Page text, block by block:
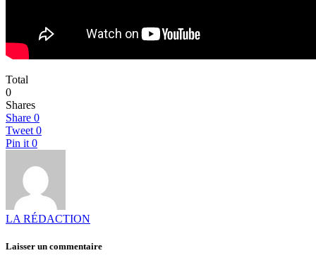
Total
0
Shares
Share 0
Tweet 0
Pin it 0
LA RÉDACTION
Laisser un commentaire